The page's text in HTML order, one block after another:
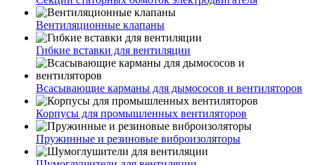
Вентиляционные клапаны
Гибкие вставки для вентиляции
Всасывающие карманы для дымососов и вентиляторов
Корпусы для промышленных вентиляторов
Пружинные и резиновые виброизоляторы